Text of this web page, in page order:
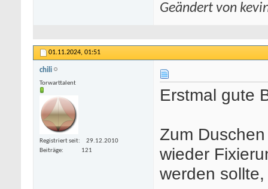
Geändert von
01.11.2024, 01:51
chili
Torwarttalent
Registriert seit
29.12.2010
Beiträge
121
Erstmal gute
Zum
wieder
werden